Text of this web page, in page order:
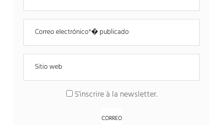
S'inscrire à la newsletter.